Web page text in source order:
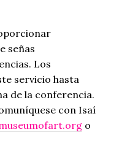
señas
Los
servicio hasta
de la conferencia.
con Isaí
o